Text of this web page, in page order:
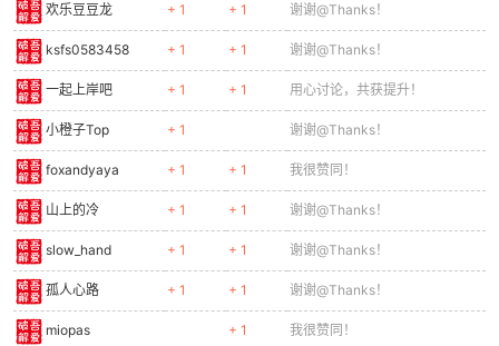
欢乐豆豆龙 + 1 + 1 谢谢@Thanks！
ksfs0583458 + 1 + 1 谢谢@Thanks！
一起上岸吧 + 1 + 1 用心讨论，共获提升！
小橙子Top + 1 谢谢@Thanks！
foxandyaya + 1 + 1 我很赞同！
山上的冷 + 1 + 1 谢谢@Thanks！
slow_hand + 1 + 1 谢谢@Thanks！
孤人心路 + 1 + 1 谢谢@Thanks！
miopas + 1 我很赞同！